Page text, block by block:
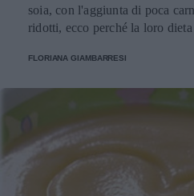
soia, con l'aggiunta di poca
ridotti, ecco perché la loro
FLORIANA GIAMBARRESI